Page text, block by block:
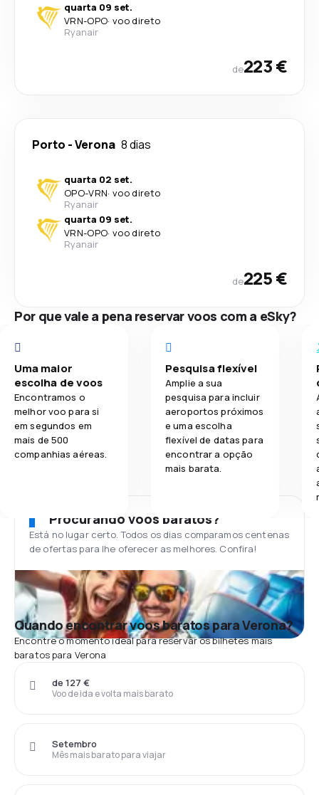
quarta 09 set.
VRN-OPO· voo direto
Ryanair
de223 €
Porto -Verona 8 dias
quarta 02 set.
OPO-VRN· voo direto
Ryanair
quarta 09 set.
VRN-OPO· voo direto
Ryanair
de225 €
Por que vale a pena reservar voos com a eSky?
Uma maior
escolha de voos
Encontramos o
melhor voo para si
em segundos em
mais de 500
companhias aéreas.
Pesquisa flexível
Amplie a sua
pesquisa para incluir
aeroportos próximos
e uma escolha
flexível de datas para
encontrar a opção
mais barata.
Procurando voos baratos?
Está no lugar certo. Todos os dias comparamos centenas
de ofertas para lhe oferecer as melhores. Confira!
Quando encontrar voos baratos para Verona?
Encontre o momento ideal para reservar os bilhetes mais
baratos para Verona
Voo de ida e volta mais barato
de 127 €
Mês mais barato para viajar
Setembro